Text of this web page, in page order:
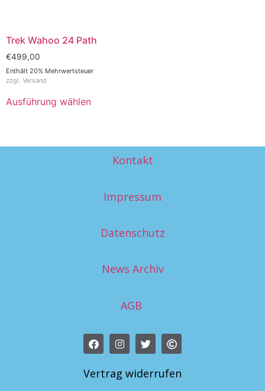
Trek Wahoo 24 Path
€499,00
Enthält 20% Mehrwertsteuer
zzgl. Versand
Ausführung wählen
Kontakt
Impressum
Datenschutz
News Archiv
AGB
Vertrag widerrufen